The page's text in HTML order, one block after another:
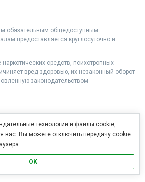
обязательным общедоступным
предоставляется круглосуточно и
средств, психотропных
вред здоровью, их незаконный оборот
законодательством
технологии и файлы cookie,
вас. Вы можете отключить передачу cookie
OK